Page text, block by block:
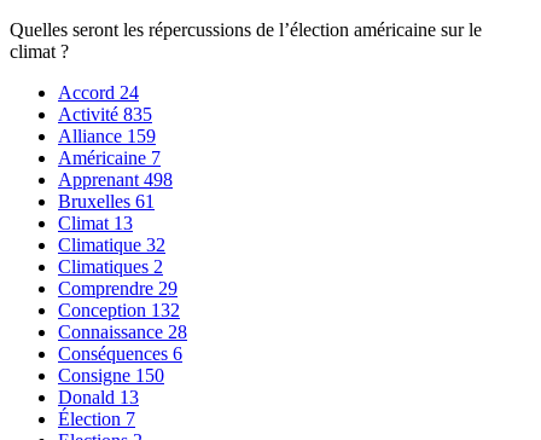
Quelles seront les répercussions de l’élection américaine sur le
climat ?
Accord 24
Activité 835
Alliance 159
Américaine 7
Apprenant 498
Bruxelles 61
Climat 13
Climatique 32
Climatiques 2
Comprendre 29
Conception 132
Connaissance 28
Conséquences 6
Consigne 150
Donald 13
Élection 7